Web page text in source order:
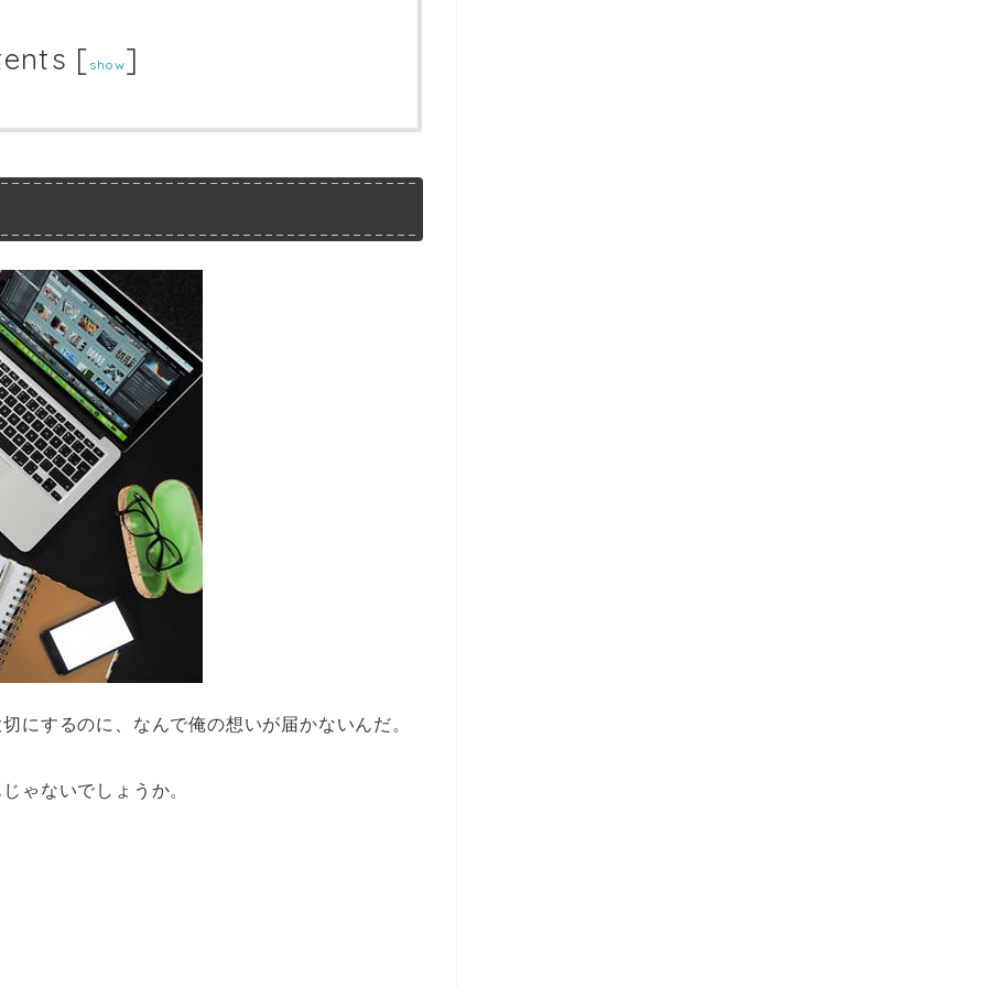
[ show]
にするのに、なんで俺の想いが届かないんだ。
ゃないでしょうか。